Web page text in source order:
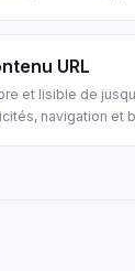
en charge.
URL
et lisible de
navigation et